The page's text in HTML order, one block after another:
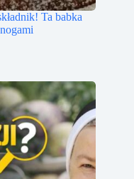
Ta babka